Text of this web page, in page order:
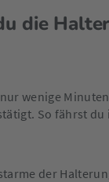
die
wenige
So fährst du
der